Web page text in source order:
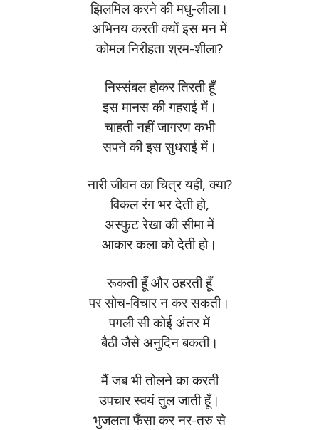
झिलमिल करने की मधु-लीला।
अभिनय करती क्यों इस मन में
कोमल निरीहता श्रम-शीला?
निस्संबल होकर तिरती हूँ
इस मानस की गहराई में।
चाहती नहीं जागरण कभी
सपने की इस सुधराई में।
नारी जीवन का चित्र यही, क्या?
विकल रंग भर देती हो,
अस्फुट रेखा की सीमा में
आकार कला को देती हो।
रूकती हूँ और ठहरती हूँ
पर सोच-विचार न कर सकती।
पगली सी कोई अंतर में
बैठी जैसे अनुदिन बकती।
मैं जब भी तोलने का करती
उपचार स्वयं तुल जाती हूँ।
भुजलता फँसा कर नर-तरु से